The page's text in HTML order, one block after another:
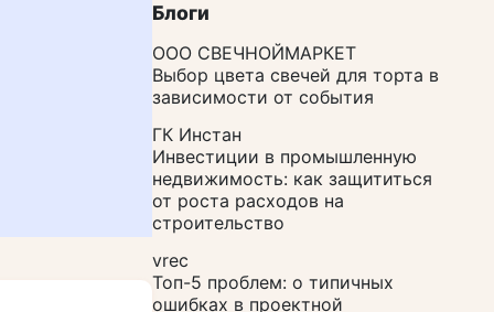
Блоги
ООО СВЕЧНОЙМАРКЕТ
Выбор цвета свечей для торта в
зависимости от события
ГК Инстан
Инвестиции в промышленную
недвижимость: как защититься
от роста расходов на
строительство
vrec
Топ-5 проблем: о типичных
ошибках в проектной